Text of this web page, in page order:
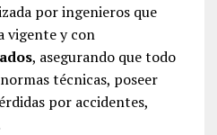
por ingenieros que
vigente y con
, asegurando que todo
técnicas, poseer
por accidentes,